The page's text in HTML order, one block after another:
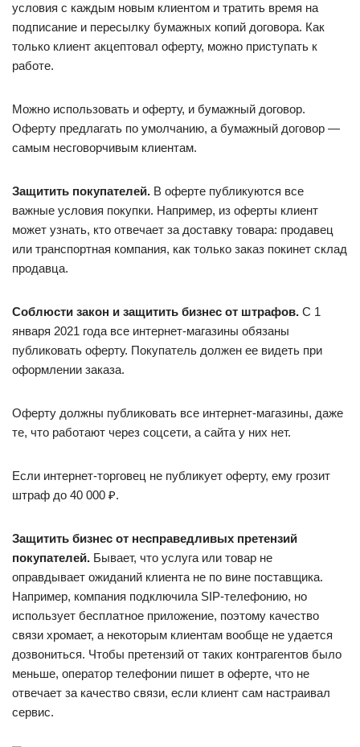
условия с каждым новым клиентом и тратить время на
подписание и пересылку бумажных копий договора. Как
только клиент акцептовал оферту, можно приступать к
работе.
Можно использовать и оферту, и бумажный договор.
Оферту предлагать по умолчанию, а бумажный договор —
самым несговорчивым клиентам.
Защитить покупателей. В оферте публикуются все
важные условия покупки. Например, из оферты клиент
может узнать, кто отвечает за доставку товара: продавец
или транспортная компания, как только заказ покинет склад
продавца.
Соблюсти закон и защитить бизнес от штрафов. С 1
января 2021 года все интернет-магазины обязаны
публиковать оферту. Покупатель должен ее видеть при
оформлении заказа.
Оферту должны публиковать все интернет-магазины, даже
те, что работают через соцсети, а сайта у них нет.
Если интернет-торговец не публикует оферту, ему грозит
штраф до 40 000 ₽.
Защитить бизнес от несправедливых претензий
покупателей. Бывает, что услуга или товар не
оправдывает ожиданий клиента не по вине поставщика.
Например, компания подключила SIP-телефонию, но
использует бесплатное приложение, поэтому качество
связи хромает, а некоторым клиентам вообще не удается
дозвониться. Чтобы претензий от таких контрагентов было
меньше, оператор телефонии пишет в оферте, что не
отвечает за качество связи, если клиент сам настраивал
сервис.